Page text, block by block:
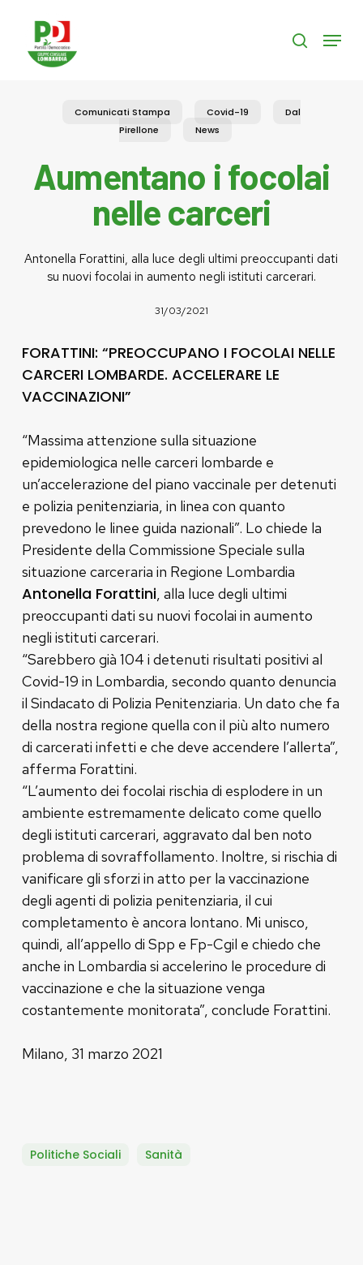
content
search
Menu
Comunicati Stampa Covid-19
Dal
Pirellone
News
Aumentano i focolai
nelle carceri
Antonella Forattini, alla luce degli ultimi preoccupanti dati
su nuovi focolai in aumento negli istituti carcerari.
31/03/2021
FORATTINI: “PREOCCUPANO I FOCOLAI NELLE
CARCERI LOMBARDE. ACCELERARE LE
VACCINAZIONI”
“Massima attenzione sulla situazione
epidemiologica nelle carceri lombarde e
un’accelerazione del piano vaccinale per detenuti
e polizia penitenziaria, in linea con quanto
prevedono le linee guida nazionali”. Lo chiede la
Presidente della Commissione Speciale sulla
situazione carceraria in Regione Lombardia
Antonella Forattini, alla luce degli ultimi
preoccupanti dati su nuovi focolai in aumento
negli istituti carcerari.
“Sarebbero già 104 i detenuti risultati positivi al
Covid-19 in Lombardia, secondo quanto denuncia
il Sindacato di Polizia Penitenziaria. Un dato che fa
della nostra regione quella con il più alto numero
di carcerati infetti e che deve accendere l’allerta”,
afferma Forattini.
“L’aumento dei focolai rischia di esplodere in un
ambiente estremamente delicato come quello
degli istituti carcerari, aggravato dal ben noto
problema di sovraffollamento. Inoltre, si rischia di
vanificare gli sforzi in atto per la vaccinazione
degli agenti di polizia penitenziaria, il cui
completamento è ancora lontano. Mi unisco,
quindi, all’appello di Spp e Fp-Cgil e chiedo che
anche in Lombardia si accelerino le procedure di
vaccinazione e che la situazione venga
costantemente monitorata”, conclude Forattini.
Milano, 31 marzo 2021
Politiche Sociali Sanità